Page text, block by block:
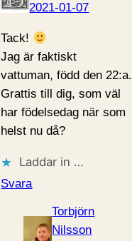
2021-01-07
Tack!
Jag är faktiskt
vattuman, född den 22:a.
Grattis till dig, som väl
har födelsedag när som
helst nu då?
Laddar in …
Svara
Torbjörn
Nilsson